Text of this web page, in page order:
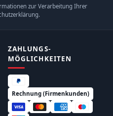
zur Verarbeitung Ihrer
ZAHLUNGS­
MÖGLICHKEITEN
Rechnung (Firmenkunden)